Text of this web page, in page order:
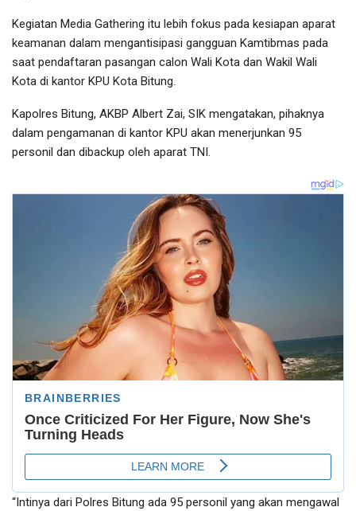
Kegiatan Media Gathering itu lebih fokus pada kesiapan aparat
keamanan dalam mengantisipasi gangguan Kamtibmas pada
saat pendaftaran pasangan calon Wali Kota dan Wakil Wali
Kota di kantor KPU Kota Bitung.
Kapolres Bitung, AKBP Albert Zai, SIK mengatakan, pihaknya
dalam pengamanan di kantor KPU akan menerjunkan 95
personil dan dibackup oleh aparat TNI.
“Intinya dari Polres Bitung ada 95 personil yang akan mengawal